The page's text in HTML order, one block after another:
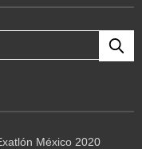
México 2020